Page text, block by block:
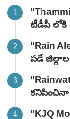
టీడీపీ లోకి
"Rain
పడే జిల్లాల
కనిపించినా
"KJQ